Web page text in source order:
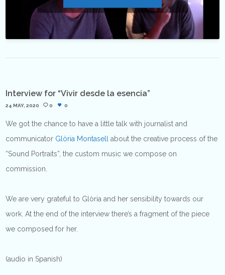
Interview for “Vivir desde la esencia”
24 MAY, 2020 0 0
We got the chance to have a little talk with journalist and
communicator Glòria Montasell
about the creative process of the
“Sound Portraits”, the custom music we compose on
commission.
We are very grateful to Glòria and her sensibility towards our
work. At the end of the interview there’s a fragment of the piece
we composed for her.
(audio in Spanish)